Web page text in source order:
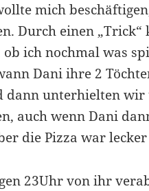
mich
Durch einen „Trick“
ich nochmal was
Dani ihre 2
dann unterhielten
auch wenn Dani
die Pizza war
23Uhr von ihr